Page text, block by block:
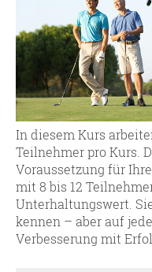
In diesem Kurs
Teilnehmer pro Kurs.
Voraussetzung für
mit 8 bis 12
Unterhaltungswert.
kennen – aber auf
Verbesserung mit